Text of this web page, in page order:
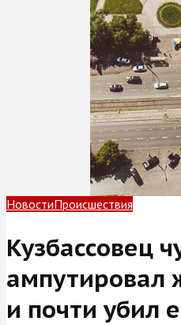
НовостиПроисшествия
Кузбассовец
ампутировал
и почти убил